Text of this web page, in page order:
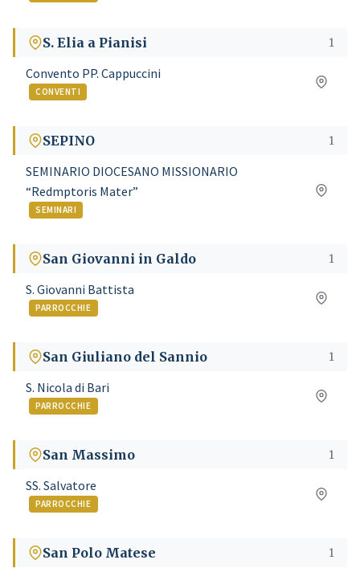
S. Elia a Pianisi 1
Convento PP. Cappuccini
CONVENTI
SEPINO 1
SEMINARIO DIOCESANO MISSIONARIO
“Redmptoris Mater”
SEMINARI
San Giovanni in Galdo 1
S. Giovanni Battista
PARROCCHIE
San Giuliano del Sannio 1
S. Nicola di Bari
PARROCCHIE
San Massimo 1
SS. Salvatore
PARROCCHIE
San Polo Matese 1